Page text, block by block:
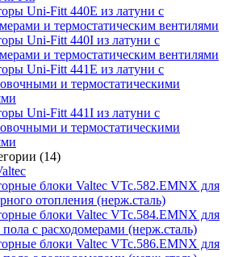
Uni-Fitt 440E из латуни с
и термостатическим вентилями
Uni-Fitt 440I из латуни с
и термостатическим вентилями
Uni-Fitt 441E из латуни с
и термостатическими
Uni-Fitt 441I из латуни с
и термостатическими
(14)
блоки Valtec VTc.582.EMNX для
отопления (нерж.сталь)
блоки Valtec VTc.584.EMNX для
пола с расходомерами (нерж.сталь)
блоки Valtec VTc.586.EMNX для